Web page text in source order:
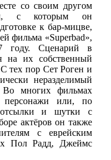
со своим другом
с которым он
к бар-мицве,
фильма «Superbad»,
году. Сценарий в
на их собственный
тех пор Сет Роген и
неразделимый
Во многих фильмах
персонажи или, по
отсылки и шутки с
актёров он также
с еврейским
Пол Радд, Джеймс